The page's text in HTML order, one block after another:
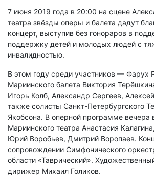
7 июня 2019 года в 20:00 на сцене
театра звёзды оперы и балета дадут
концерт, выступив без гонораров в
поддержку детей и молодых людей с
инвалидностью.
В этом году среди участников — Фарух
Мариинского балета Виктория
Игорь Колб, Александр Сергеев,
также солисты Санкт-Петербургского
Якобсона. В оперной программе вечера
Мариинского театра Анастасия
Юрий Воробьев, Дмитрий Воропаев.
сопровождении Симфонического
области «Таврический».
дирижер Михаил Голиков.